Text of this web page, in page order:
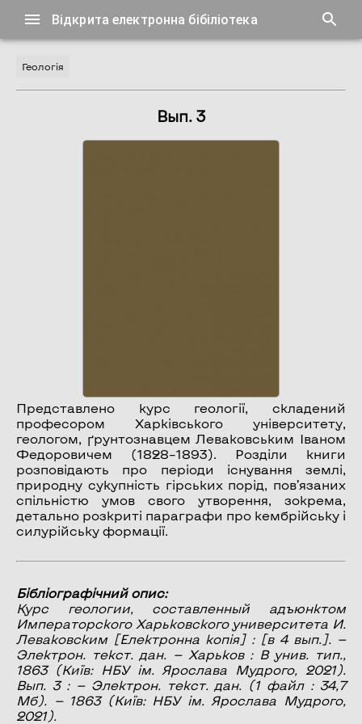
Відкрита електронна бібіліотека
Геологія
Вып. 3
Представлено курс геології, складений
професором Харківського університету,
геологом, ґрунтознавцем Леваковським Іваном
Федоровичем (1828–1893). Розділи книги
розповідають про періоди існування землі,
природну сукупність гірських порід, пов’язаних
спільністю умов свого утворення, зокрема,
детально розкриті параграфи про кембрійську і
силурійську формації.
Бібліографічний опис:
Курс геологии, составленный адъюнктом
Императорского Харьковского университета И.
Леваковским[Електронна копія] : [в 4 вып.]. —
Электрон. текст. дан. — Харьков : В унив. тип.,
1863 (Київ: НБУ ім. Ярослава Мудрого, 2021).
Вып. 3 : — Электрон. текст. дан. (1 файл : 34,7
Мб). — 1863 (Київ: НБУ ім. Ярослава Мудрого,
2021).